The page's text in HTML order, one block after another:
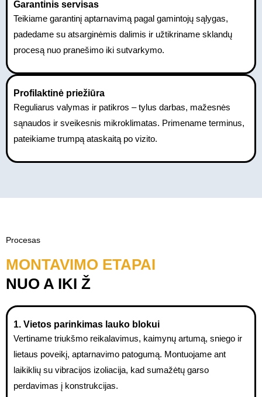
Garantinis servisas
Teikiame garantinį aptarnavimą pagal gamintojų sąlygas,
padedame su atsarginėmis dalimis ir užtikriname sklandų
procesą nuo pranešimo iki sutvarkymo.
Profilaktinė priežiūra
Reguliarus valymas ir patikros – tylus darbas, mažesnės
sąnaudos ir sveikesnis mikroklimatas. Primename terminus,
pateikiame trumpą ataskaitą po vizito.
Procesas
MONTAVIMO ETAPAI
NUO A IKI Ž
1. Vietos parinkimas lauko blokui
Vertiname triukšmo reikalavimus, kaimynų artumą, sniego ir
lietaus poveikį, aptarnavimo patogumą. Montuojame ant
laikiklių su vibracijos izoliacija, kad sumažėtų garso
perdavimas į konstrukcijas.